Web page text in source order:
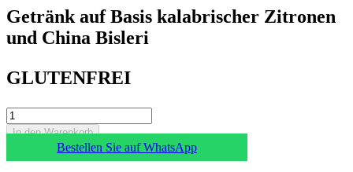
Getränk auf Basis kalabrischer Zitronen
und China Bisleri
GLUTENFREI
In den Warenkorb
Bestellen Sie auf WhatsApp